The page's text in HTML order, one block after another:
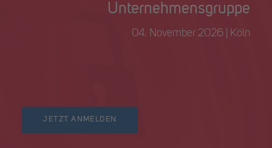
Unternehmensgruppe
04. November 2026 | Köln
JETZT ANMELDEN